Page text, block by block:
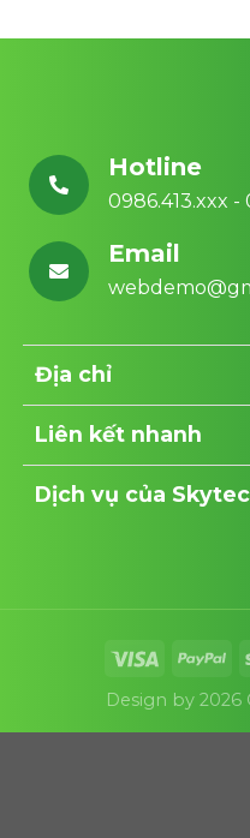
Hotline
0986.413.xxx -
Email
Địa chỉ
Liên kết nhanh
Dịch vụ của
Design by 2026